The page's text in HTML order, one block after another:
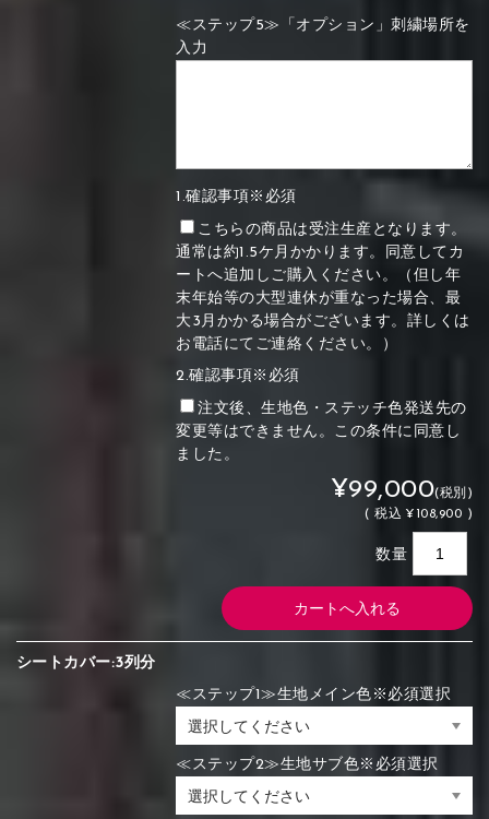
≪ステップ5≫「オプション」刺繍場所を
入力
1.確認事項※必須
こちらの商品は受注生産となります。
通常は約1.5ケ月かかります。同意してカ
ートへ追加しご購入ください。（但し年
末年始等の大型連休が重なった場合、最
大3月かかる場合がございます。詳しくは
お電話にてご連絡ください。）
2.確認事項※必須
注文後、生地色・ステッチ色発送先の
変更等はできません。この条件に同意し
ました。
¥99,000(税別)
(税込 ¥108,900 )
数量
シートカバー:3列分
≪ステップ1≫生地メイン色※必須選択
≪ステップ2≫生地サブ色※必須選択